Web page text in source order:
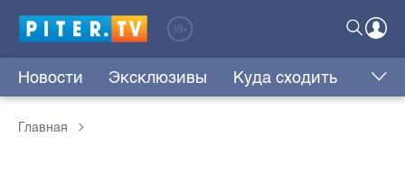
Новости Эксклюзивы Куда сходить
Главная